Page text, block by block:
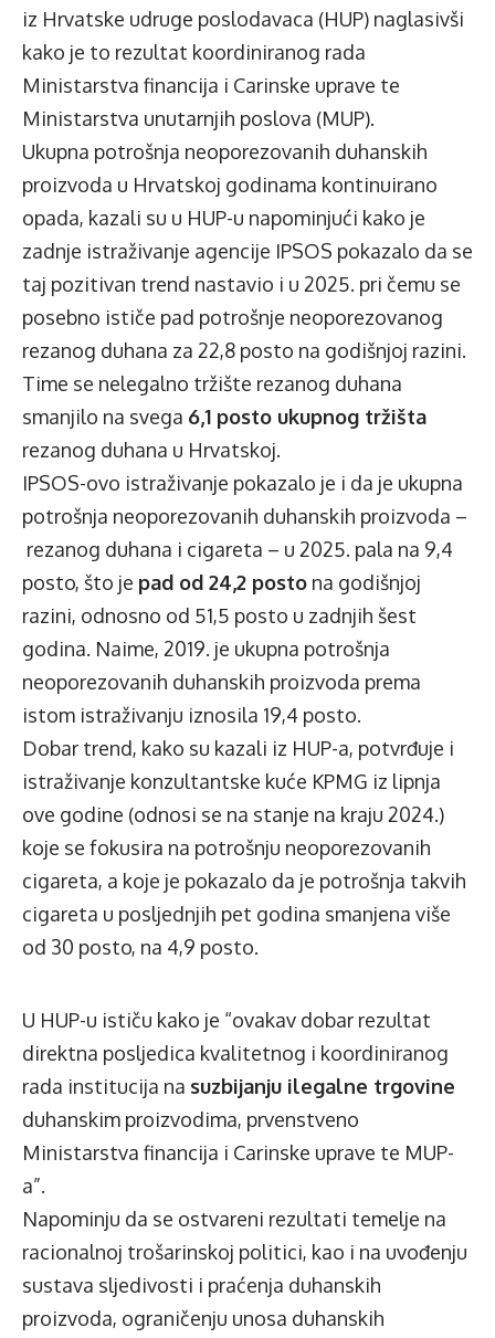
iz Hrvatske udruge poslodavaca (HUP) naglasivši
kako je to rezultat koordiniranog rada
Ministarstva financija i Carinske uprave te
Ministarstva unutarnjih poslova (MUP).
Ukupna potrošnja neoporezovanih duhanskih
proizvoda u Hrvatskoj godinama kontinuirano
opada, kazali su u HUP-u napominjući kako je
zadnje istraživanje agencije IPSOS pokazalo da se
taj pozitivan trend nastavio i u 2025. pri čemu se
posebno ističe pad potrošnje neoporezovanog
rezanog duhana za 22,8 posto na godišnjoj razini.
Time se nelegalno tržište rezanog duhana
smanjilo na svega 6,1 posto ukupnog tržišta
rezanog duhana u Hrvatskoj.
IPSOS-ovo istraživanje pokazalo je i da je ukupna
potrošnja neoporezovanih duhanskih proizvoda –
rezanog duhana i cigareta – u 2025. pala na 9,4
posto, što je pad od 24,2 posto na godišnjoj
razini, odnosno od 51,5 posto u zadnjih šest
godina. Naime, 2019. je ukupna potrošnja
neoporezovanih duhanskih proizvoda prema
istom istraživanju iznosila 19,4 posto.
Dobar trend, kako su kazali iz HUP-a, potvrđuje i
istraživanje konzultantske kuće KPMG iz lipnja
ove godine (odnosi se na stanje na kraju 2024.)
koje se fokusira na potrošnju neoporezovanih
cigareta, a koje je pokazalo da je potrošnja takvih
cigareta u posljednjih pet godina smanjena više
od 30 posto, na 4,9 posto.
U HUP-u ističu kako je “ovakav dobar rezultat
direktna posljedica kvalitetnog i koordiniranog
rada institucija na suzbijanju ilegalne trgovine
duhanskim proizvodima, prvenstveno
Ministarstva financija i Carinske uprave te MUP-
a”.
Napominju da se ostvareni rezultati temelje na
racionalnoj trošarinskoj politici, kao i na uvođenju
sustava sljedivosti i praćenja duhanskih
proizvoda, ograničenju unosa duhanskih